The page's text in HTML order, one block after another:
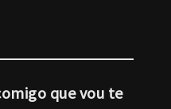
que vou te